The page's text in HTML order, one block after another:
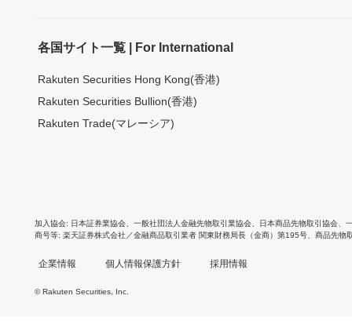
各国サイト一覧 | For International
Rakuten Securities Hong Kong(香港)
Rakuten Securities Bullion(香港)
Rakuten Trade(マレーシア)
加入協会 日本証券業協会 一般社団法人金融先物取引業協会 日本商品先物取引協会
商号等 楽天証券株式会社／金融商品取引業者 関東財務局長（金商）第195号、商品先物
企業情報 個人情報保護方針 採用情報
© Rakuten Securities, Inc.